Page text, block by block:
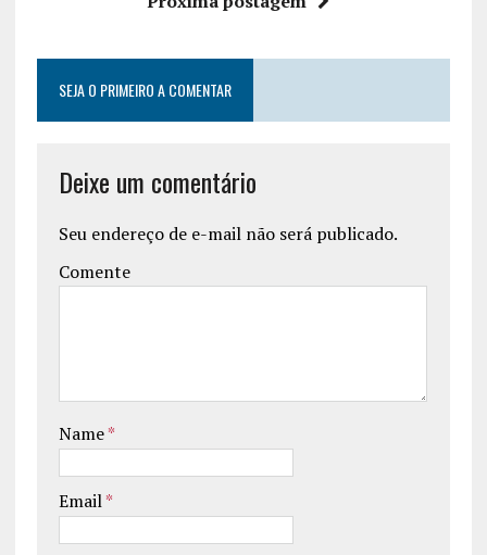
SEJA O PRIMEIRO A COMENTAR
Deixe um comentário
Seu endereço de e-mail não será publicado.
Comente
Name*
Email*